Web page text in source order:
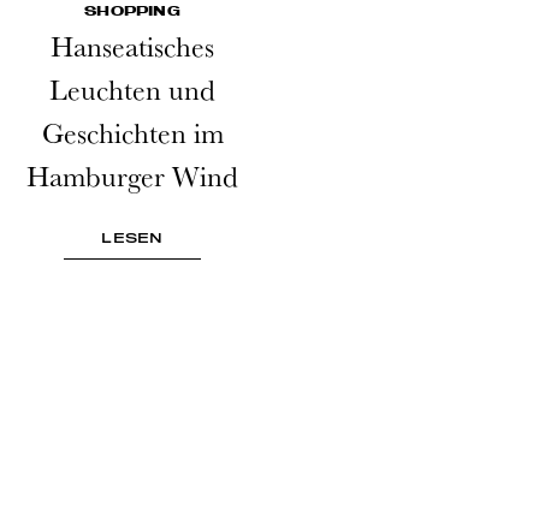
SHOPPING
Hanseatisches
Leuchten und
Geschichten im
Hamburger Wind
LESEN